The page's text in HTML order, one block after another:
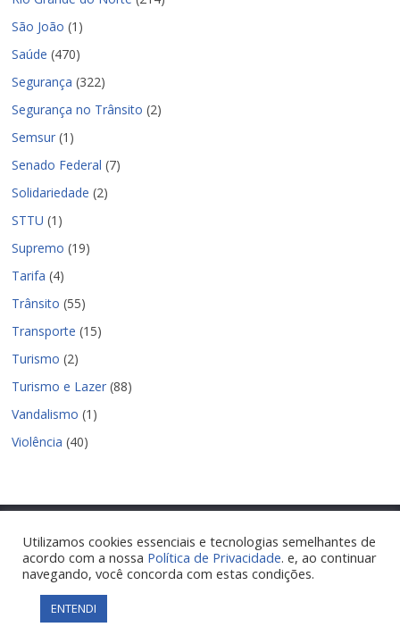
São João (1)
Saúde (470)
Segurança (322)
Segurança no Trânsito (2)
Semsur (1)
Senado Federal (7)
Solidariedade (2)
STTU (1)
Supremo (19)
Tarifa (4)
Trânsito (55)
Transporte (15)
Turismo (2)
Turismo e Lazer (88)
Vandalismo (1)
Violência (40)
Copyright © 2026Nova Parnamirim Notícias. Todos os direitos
reservados.
Tema:ColorMag
Utilizamos cookies essenciais e tecnologias semelhantes de
acordo com a nossa Política de Privacidade. e, ao continuar
navegando, você concorda com estas condições.
ENTENDI